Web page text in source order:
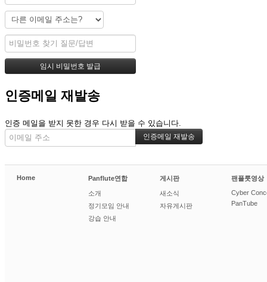
인증메일 재발송
인증 메일을 받지 못한 경우 다시 받을 수 있습니다.
Home Panflute연합
소개
정기모임 안내
강습 안내
게시판
새소식
자유게시판
팬플룻영상
Cyber
PanTube